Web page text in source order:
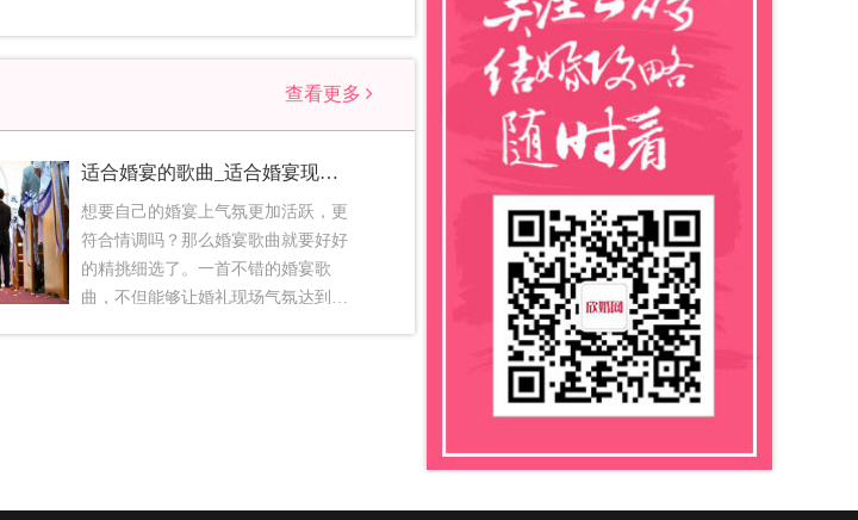
查看更多
适合婚宴的歌曲_适合婚宴现场放的歌曲
想要自己的婚宴上气氛更加活跃，更
符合情调吗？那么婚宴歌曲就要好好
的精挑细选了。一首不错的婚宴歌
曲，不但能够让婚礼现场气氛达到一